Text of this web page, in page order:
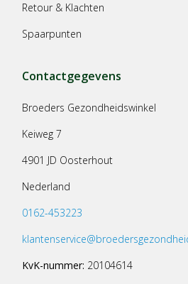
Retour & Klachten
Spaarpunten
Contactgegevens
Broeders Gezondheidswinkel
Keiweg 7
4901 JD Oosterhout
Nederland
0162-453223
KvK-nummer: 20104614